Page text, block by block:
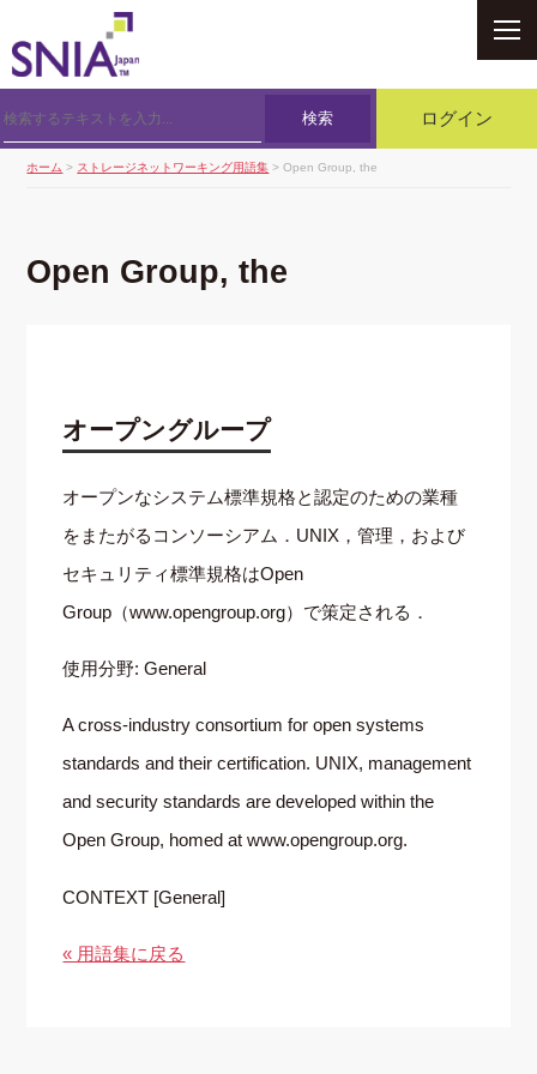
検索 ログイン
ホーム > ストレージネットワーキング用語集 > Open Group, the
Open Group, the
オープングループ
オープンなシステム標準規格と認定のための業種
をまたがるコンソーシアム．UNIX，管理，および
セキュリティ標準規格はOpen
Group（www.opengroup.org）で策定される．
使用分野: General
A cross-industry consortium for open systems
standards and their certification. UNIX, management
and security standards are developed within the
Open Group, homed at www.opengroup.org.
CONTEXT [General]
« 用語集に戻る